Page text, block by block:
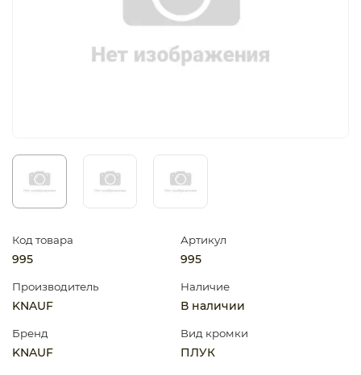
Код товара
995
Артикул
995
Производитель
KNAUF
Наличие
В наличии
Бренд
KNAUF
Вид кромки
ПЛУК